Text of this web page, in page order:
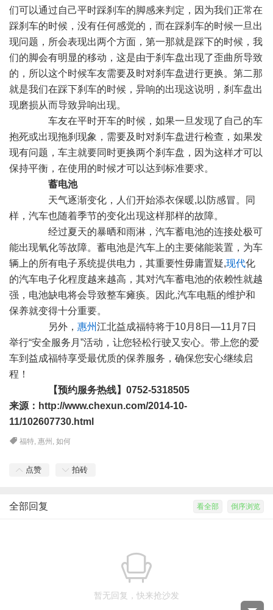
们可以通过自己平时踩刹车的脚感来判定，因为我们正常在
踩刹车的时候，没有任何感觉的，而在踩刹车的时候一旦出
现问题，所会表现出两个方面，第一那就是踩下的时候，我
们的脚会有明显的移动，这是由于刹车盘出现了歪曲所导致
的，所以这个时候车友需要及时对刹车盘进行更换。第二那
就是我们在踩下刹车的时候，异响的出现这说明，刹车盘出
现磨损从而导致异响出现。
车友在平时开车的时候，如果一旦发现了自己的车
抱死或出现拖刹现象，需要及时对刹车盘进行检查，如果发
现有问题，车主就要同时更换两个刹车盘，因为这样才可以
保持平衡，在使用的时候才可以达到标准要求。
蓄电池
天气逐渐变化，人们开始添衣保暖,以防感冒。同
样，汽车也随着季节的变化出现这样那样的故障。
经过夏天的暴晒和雨淋，汽车蓄电池的连接处极可
能出现氧化等故障。蓄电池是汽车上的主要储能装置，为车
辆上的所有电子系统提供电力，其重要性毋庸置疑,现代化
的汽车电子化程度越来越高，其对汽车蓄电池的依赖性就越
强，电池缺电将会导致整车瘫痪。因此,汽车电瓶的维护和
保养就变得十分重要。
另外， 惠州江北益成福特将于10月8日—11月7日
举行“安全服务月”活动，让您轻松行驶又安心。带上您的爱
车到益成福特享受最优质的保养服务，确保您安心继续启
程！
【预约服务热线】0752-5318505
来源： http://www.chexun.com/2014-10-
11/102607730.html
福特,惠州 ,如何
点赞 拍砖
倒序浏览
看全部
全部回复
暂无回复，快来抢沙发